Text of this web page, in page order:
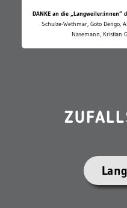
DANKE an die „Langweiler:innen“
Schulze-Wethmar, Goto Dengo,
Nasemann, Kristian